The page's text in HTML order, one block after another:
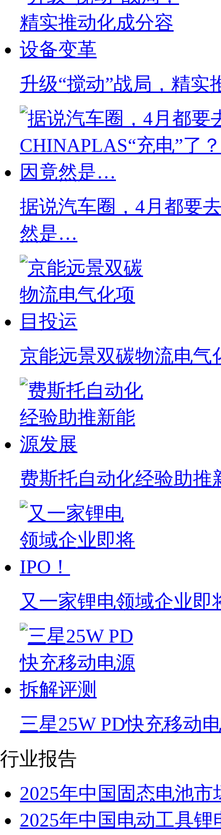
升级“搅动”战局，精实
据说汽车圈，4月都要
然是…
京能远景双碳物流电气
费斯托自动化经验助推
又一家锂电领域企业即
三星25W PD快充移动
行业报告
2025年中国固态电池
2025年中国电动工具